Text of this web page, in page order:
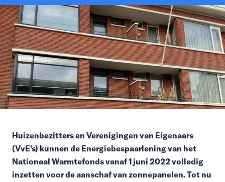
Huizenbezitters en Verenigingen van Eigenaars
(VvE’s) kunnen de Energiebespaarlening van het
Nationaal Warmtefonds vanaf 1 juni 2022 volledig
inzetten voor de aanschaf van zonnepanelen. Tot nu